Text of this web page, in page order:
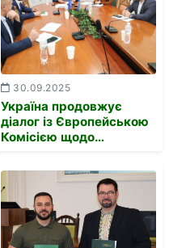
30.09.2025
Україна продовжує
діалог із Європейською
Комісією щодо
Регламенту EUDR